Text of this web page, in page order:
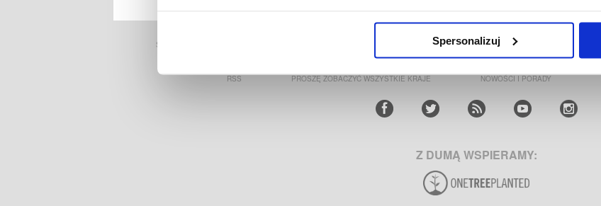
Spersonalizuj
STRONA GŁÓWNA ŚLEDZENIE ZAMÓWIENIA
RSS PROSZĘ ZOBACZYĆ WSZYSTKIE KRAJE NOWOŚCI I PORADY
Z DUMĄ WSPIERAMY: